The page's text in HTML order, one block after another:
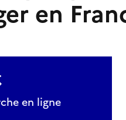
en
en ligne